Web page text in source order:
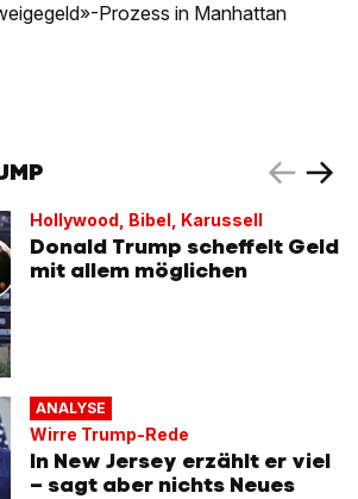
Prozess in Manhattan
Hollywood, Bibel, Karussell
Donald Trump scheffelt Geld
mit allem möglichen
ANALYSE
Wirre Trump-Rede
In New Jersey erzählt er viel
– sagt aber nichts Neues